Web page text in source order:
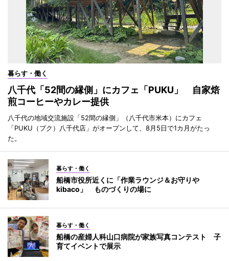
暮らす・働く
八千代「52間の縁側」にカフェ「PUKU」 自家焙
煎コーヒーやカレー提供
八千代の地域交流施設「52間の縁側」（八千代市米本）にカフェ
「PUKU（プク）八千代店」がオープンして、8月5日で1カ月がたっ
た。
暮らす・働く
船橋市役所近くに「作業ラウンジ＆お守りや
kibaco」 ものづくりの場に
暮らす・働く
船橋の産婦人科山口病院が家族写真コンテスト 子
育てイベントで展示